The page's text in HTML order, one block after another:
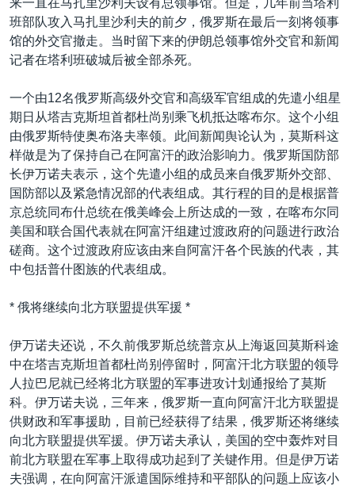
埃博拉疫情
美国之音专访
台海两岸关系
南中国海争端
关注西藏
关注新疆
GEN Z 看美国
关注我们
其他语言网站
来一直在马扎里沙利夫设有总领事馆。但是，几年前当塔利
班部队攻入马扎里沙利夫的前夕，俄罗斯在最后一刻将领事
馆的外交官撤走。当时留下来的伊朗总领事馆外交官和新闻
记者在塔利班破城后被全部杀死。
一个由12名俄罗斯高级外交官和高级军官组成的先遣小组星
期日从塔吉克斯坦首都杜尚别乘飞机抵达喀布尔。这个小组
由俄罗斯特使奥布洛夫率领。此间新闻舆论认为，莫斯科这
样做是为了保持自己在阿富汗的政治影响力。俄罗斯国防部
长伊万诺夫表示，这个先遣小组的成员来自俄罗斯外交部、
国防部以及紧急情况部的代表组成。其行程的目的是根据普
京总统同布什总统在俄美峰会上所达成的一致，在喀布尔同
美国和联合国代表就在阿富汗组建过渡政府的问题进行政治
磋商。这个过渡政府应该由来自阿富汗各个民族的代表，其
中包括普什图族的代表组成。
* 俄将继续向北方联盟提供军援 *
伊万诺夫还说，不久前俄罗斯总统普京从上海返回莫斯科途
中在塔吉克斯坦首都杜尚别停留时，阿富汗北方联盟的领导
人拉巴尼就已经将北方联盟的军事进攻计划通报给了莫斯
科。伊万诺夫说，三年来，俄罗斯一直向阿富汗北方联盟提
供财政和军事援助，目前已经获得了结果，俄罗斯还将继续
向北方联盟提供军援。伊万诺夫承认，美国的空中轰炸对目
前北方联盟在军事上取得成功起到了关键作用。但是伊万诺
夫强调，在向阿富汗派遣国际维持和平部队的问题上应该小